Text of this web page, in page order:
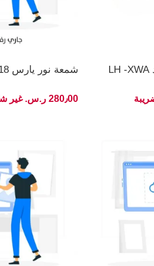
شمعة نور يارس LH 21-18 ديبو
280٫00 ر.س.‏ غير شامل الضريبة